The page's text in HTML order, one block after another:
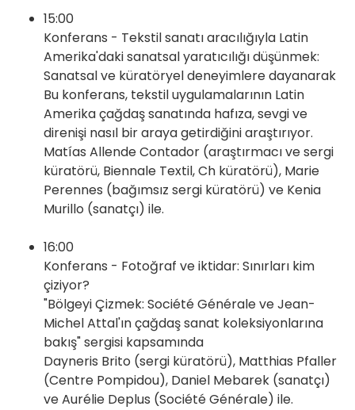
15:00
Konferans - Tekstil sanatı aracılığıyla Latin
Amerika'daki sanatsal yaratıcılığı düşünmek:
Sanatsal ve küratöryel deneyimlere dayanarak
Bu konferans, tekstil uygulamalarının Latin
Amerika çağdaş sanatında hafıza, sevgi ve
direnişi nasıl bir araya getirdiğini araştırıyor.
Matías Allende Contador (araştırmacı ve sergi
küratörü, Biennale Textil, Ch küratörü), Marie
Perennes (bağımsız sergi küratörü) ve Kenia
Murillo (sanatçı) ile.
16:00
Konferans - Fotoğraf ve iktidar: Sınırları kim
çiziyor?
"Bölgeyi Çizmek: Société Générale ve Jean-
Michel Attal'ın çağdaş sanat koleksiyonlarına
bakış" sergisi kapsamında
Dayneris Brito (sergi küratörü), Matthias Pfaller
(Centre Pompidou), Daniel Mebarek (sanatçı)
ve Aurélie Deplus (Société Générale) ile.